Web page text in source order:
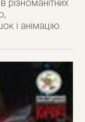
і анімацію.